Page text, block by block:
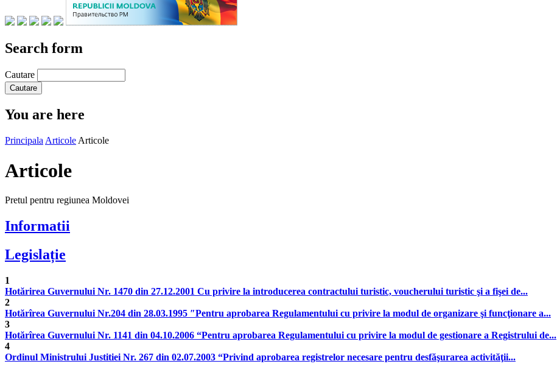
Search form
Cautare
You are here
Principala Articole Articole
Articole
Pretul pentru regiunea Moldovei
Informatii
Legislație
1
Hotărirea Guvernului Nr. 1470 din 27.12.2001 Cu privire la introducerea contractului turistic, voucherului turistic şi a fişei de...
2
Hotărîrea Guvernului Nr.204 din 28.03.1995 ″Pentru aprobarea Regulamentului cu privire la modul de organizare şi funcţionare a...
3
Hotărîrea Guvernului Nr. 1141 din 04.10.2006 “Pentru aprobarea Regulamentului cu privire la modul de gestionare a Registrului de...
4
Ordinul Ministrului Justitiei Nr. 267 din 02.07.2003 “Privind aprobarea registrelor necesare pentru desfăşurarea activităţii...